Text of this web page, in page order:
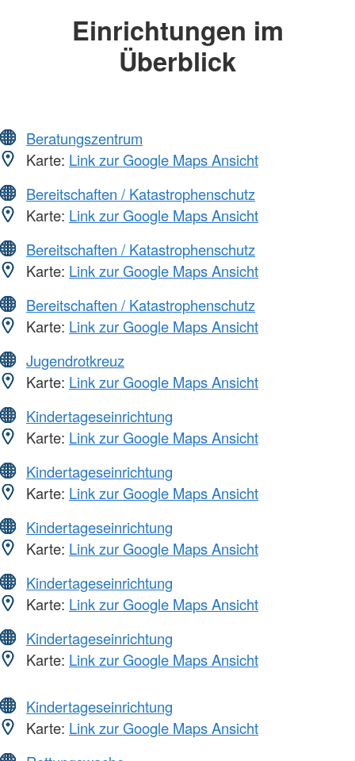
Einrichtungen im
Überblick
Beratungszentrum
Karte: Link zur Google Maps Ansicht
Bereitschaften / Katastrophenschutz
Karte: Link zur Google Maps Ansicht
Bereitschaften / Katastrophenschutz
Karte: Link zur Google Maps Ansicht
Bereitschaften / Katastrophenschutz
Karte: Link zur Google Maps Ansicht
Jugendrotkreuz
Karte: Link zur Google Maps Ansicht
Kindertageseinrichtung
Karte: Link zur Google Maps Ansicht
Kindertageseinrichtung
Karte: Link zur Google Maps Ansicht
Kindertageseinrichtung
Karte: Link zur Google Maps Ansicht
Kindertageseinrichtung
Karte: Link zur Google Maps Ansicht
Kindertageseinrichtung
Karte: Link zur Google Maps Ansicht
Kindertageseinrichtung
Karte: Link zur Google Maps Ansicht